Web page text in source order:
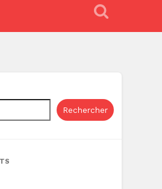
Rechercher